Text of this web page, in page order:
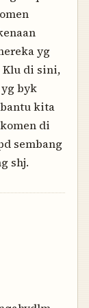
yg
Klu di sini,
byk
kita
di
sembang
shj.